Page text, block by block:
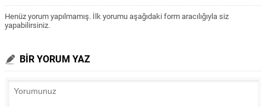
Henüz yorum yapılmamış. İlk yorumu aşağıdaki form aracılığıyla siz
yapabilirsiniz.
BİR YORUM YAZ